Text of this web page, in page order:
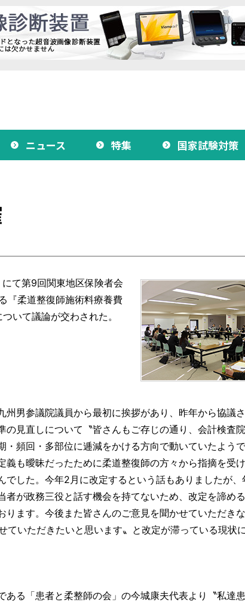
ニュース 特集 国家試験対策
て第9回関東地区保険者会
『柔道整復師施術料療養費
いて議論が交わされた。
州男参議院議員から最初に挨拶があり、昨年から協議
の見直しについて〝皆さんもご存じの通り、会計検査
・頻回・多部位に逓減をかける方向で動いていたよう
義も曖昧だったために柔道整復師の方々から指摘を受
でした。今年2月に改定するという話もありましたが、
者が政務三役と話す機会を持てないため、改定を諦め
ります。今後また皆さんのご意見を聞かせていただき
いただきたいと思います〟と改定が滞っている現状
ある「患者と柔整師の会」の今城康夫代表より〝私達